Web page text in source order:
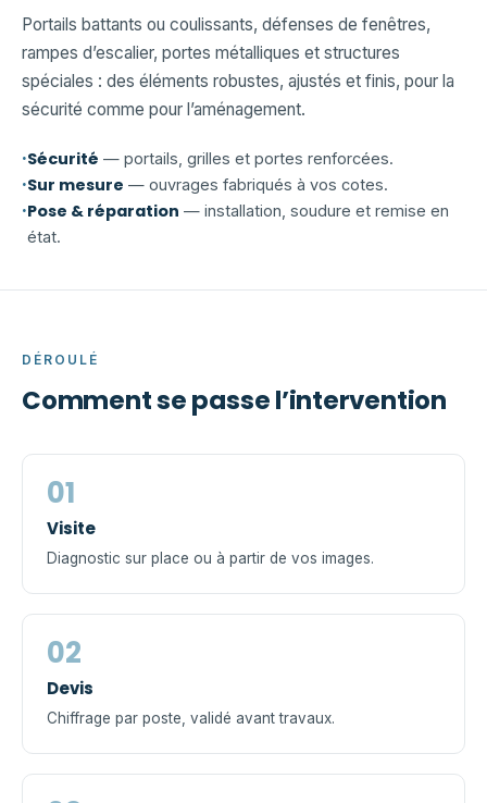
Portails battants ou coulissants, défenses de fenêtres,
rampes d’escalier, portes métalliques et structures
spéciales : des éléments robustes, ajustés et finis, pour la
sécurité comme pour l’aménagement.
·Sécurité — portails, grilles et portes renforcées.
·Sur mesure — ouvrages fabriqués à vos cotes.
·Pose & réparation — installation, soudure et remise en
état.
DÉROULÉ
Comment se passe l’intervention
01
Visite
Diagnostic sur place ou à partir de vos images.
02
Devis
Chiffrage par poste, validé avant travaux.